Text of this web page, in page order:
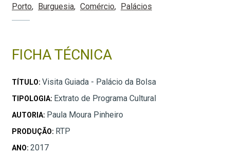
Porto
Burguesia Comércio Palácios
FICHA TÉCNICA
TÍTULO: Visita Guiada - Palácio da Bolsa
TIPOLOGIA: Extrato de Programa Cultural
AUTORIA: Paula Moura Pinheiro
PRODUÇÃO: RTP
ANO: 2017